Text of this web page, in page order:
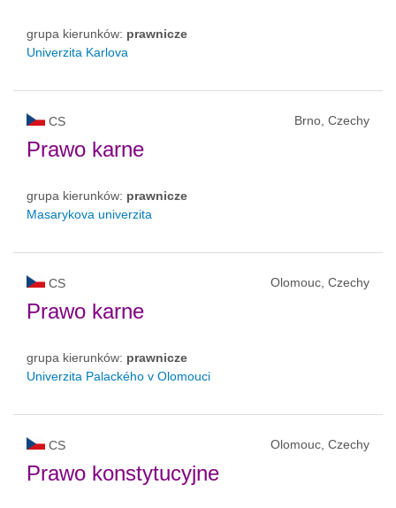
grupa kierunków: prawnicze
Univerzita Karlova
CS Brno, Czechy
Prawo karne
grupa kierunków: prawnicze
Masarykova univerzita
CS Olomouc, Czechy
Prawo karne
grupa kierunków: prawnicze
Univerzita Palackého v Olomouci
CS Olomouc, Czechy
Prawo konstytucyjne